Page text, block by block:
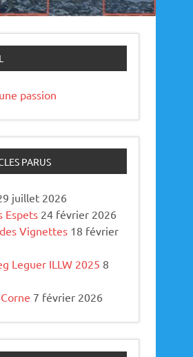
passion
PARUS
juillet 2026
Espets 24 février 2026
Vignettes 18 février
Leguer ILLW 2025 8
7 février 2026